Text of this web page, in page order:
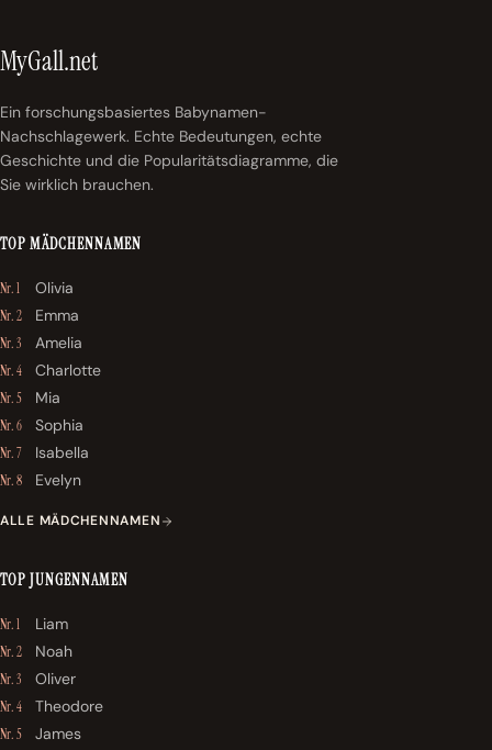
MyGall.net
Ein forschungsbasiertes Babynamen-
Nachschlagewerk. Echte Bedeutungen, echte
Geschichte und die Popularitätsdiagramme, die
Sie wirklich brauchen.
TOP MÄDCHENNAMEN
Nr. 1 Olivia
Nr. 2 Emma
Nr. 3 Amelia
Nr. 4 Charlotte
Nr. 5 Mia
Nr. 6 Sophia
Nr. 7 Isabella
Nr. 8 Evelyn
ALLE MÄDCHENNAMEN
TOP JUNGENNAMEN
Nr. 1 Liam
Nr. 2 Noah
Nr. 3 Oliver
Nr. 4 Theodore
Nr. 5 James